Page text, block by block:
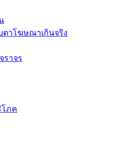
ตาโฆษณาเกินจริง
าจร
โภค